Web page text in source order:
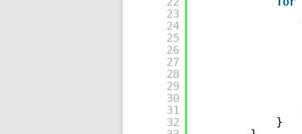
23
24
25
26
27
28
29
30
31
32
}